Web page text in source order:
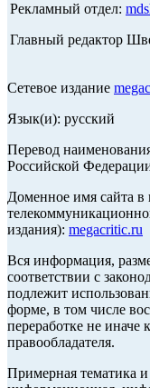
Рекламный отдел:
Главный редактор
Сетевое издание
Язык(и): русский
Перевод
Российской
Доменное имя сайта
издания): megacritic.ru
Вся информация,
соответствии с
подлежит
форме, в том числе
переработке не иначе
правообладателя.
Примерная тематика